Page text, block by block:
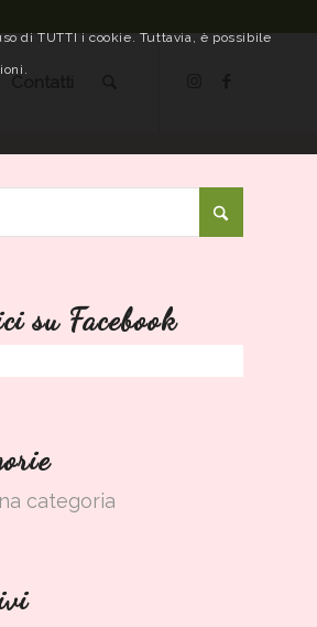
su Facebook
categoria
di TUTTI i cookie. Tuttavia, è possibile